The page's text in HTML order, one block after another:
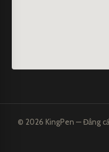
© 2026 KingPen — Đẳng